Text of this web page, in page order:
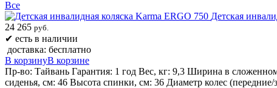
Все
Детская
24 265 руб.
✔ есть в наличии
доставка: бесплатно
В корзинуВ корзине
Пр-во: Тайвань Гарантия: 1 год Вес, кг: 9,3 Ширина в
сиденья, см: 46 Высота спинки, см: 36 Диаметр колес